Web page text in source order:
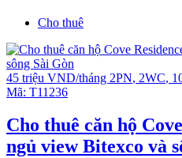
Cho thuê
45 triệu VND/tháng 2PN, 2WC,
Mã: T11236
Cho thuê căn hộ
ngủ view Bitexco và